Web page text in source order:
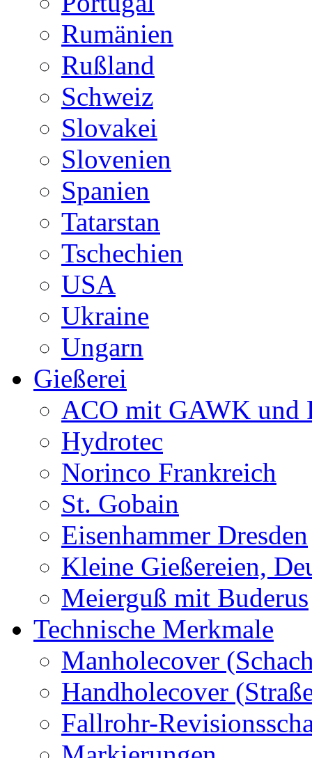
Rumänien
Rußland
Schweiz
Slovakei
Slovenien
Spanien
Tatarstan
Tschechien
USA
Ukraine
Ungarn
Gießerei
ACO mit GAWK und
Hydrotec
Norinco Frankreich
St. Gobain
Eisenhammer Dresden
Kleine Gießereien,
Meierguß mit Buderus
Technische Merkmale
Manholecover
Handholecover
Fallrohr-